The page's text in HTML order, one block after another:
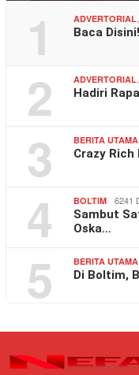
1 ADVERTORIAL
Baca
2 ADVERTORIAL
Hadiri
3 BERITA UTAMA
Crazy
4 BOLTIM 6241
Sambut
Oska…
5 BERITA UTAMA
Di Boltim,